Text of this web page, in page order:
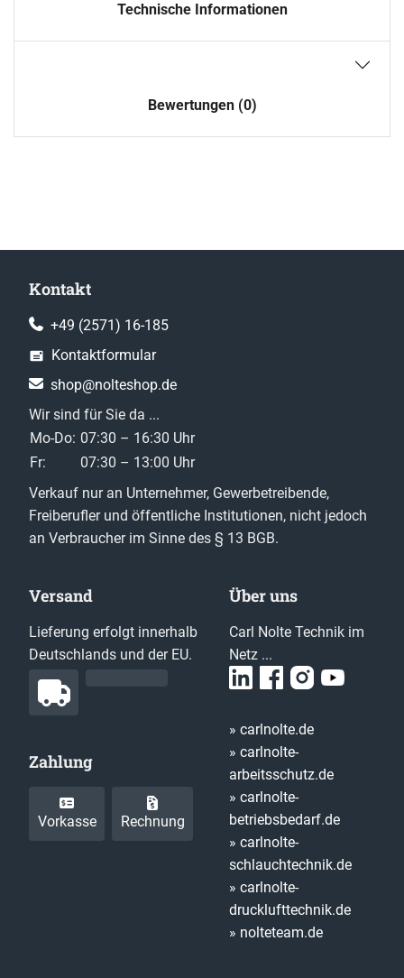
Technische Informationen
Bewertungen (0)
Kontakt
+49 (2571) 16-185
Kontaktformular
shop@nolteshop.de
Wir sind für Sie da ...
Mo-Do: 07:30 – 16:30 Uhr
Fr:
07:30 – 13:00 Uhr
Verkauf nur an Unternehmer, Gewerbetreibende,
Freiberufler und öffentliche Institutionen, nicht jedoch
an Verbraucher im Sinne des § 13 BGB.
Versand
Lieferung erfolgt innerhalb
Deutschlands und der EU.
Zahlung
Vorkasse Rechnung
Über uns
Carl Nolte Technik im
Netz ...
» carlnolte.de
» carlnolte-
arbeitsschutz.de
» carlnolte-
betriebsbedarf.de
» carlnolte-
schlauchtechnik.de
» carlnolte-
drucklufttechnik.de
» nolteteam.de